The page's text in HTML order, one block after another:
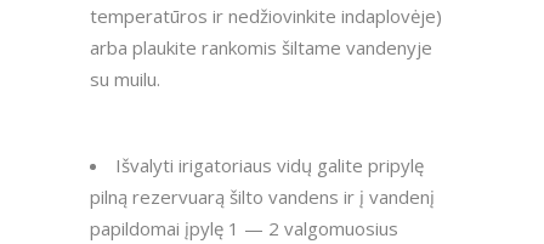
temperatūros ir nedžiovinkite indaplovėje)
arba plaukite rankomis šiltame vandenyje
su muilu.
Išvalyti irigatoriaus vidų galite pripylę
pilną rezervuarą šilto vandens ir į vandenį
papildomai įpylę 1 — 2 valgomuosius